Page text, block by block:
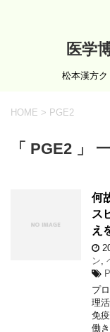
医学
松本漢方
HOME > PGE2
「 PGE2 」
何
ス
え
ン
プ
理
免
働